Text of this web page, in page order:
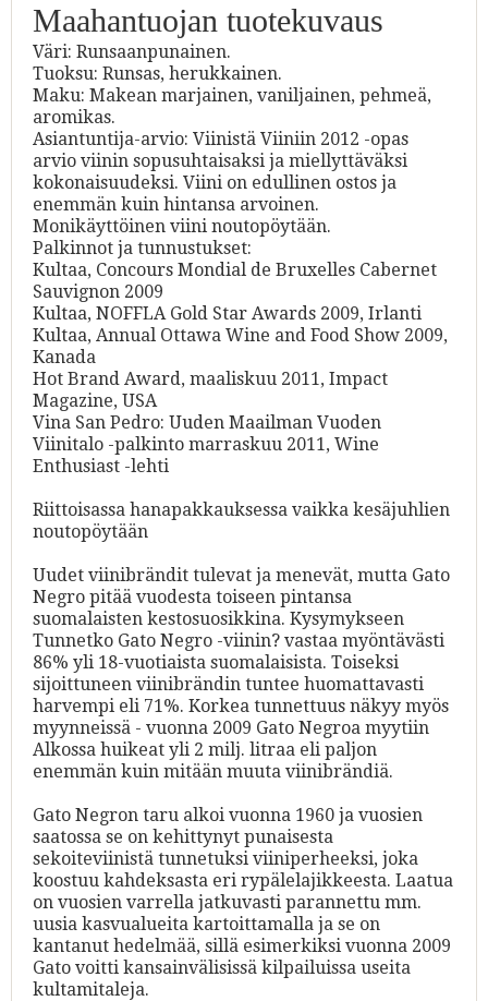
Maahantuojan tuotekuvaus
Väri: Runsaanpunainen.
Tuoksu: Runsas, herukkainen.
Maku: Makean marjainen, vaniljainen, pehmeä,
aromikas.
Asiantuntija-arvio: Viinistä Viiniin 2012 -opas
arvio viinin sopusuhtaisaksi ja miellyttäväksi
kokonaisuudeksi. Viini on edullinen ostos ja
enemmän kuin hintansa arvoinen.
Monikäyttöinen viini noutopöytään.
Palkinnot ja tunnustukset:
Kultaa, Concours Mondial de Bruxelles Cabernet
Sauvignon 2009
Kultaa, NOFFLA Gold Star Awards 2009, Irlanti
Kultaa, Annual Ottawa Wine and Food Show 2009,
Kanada
Hot Brand Award, maaliskuu 2011, Impact
Magazine, USA
Vina San Pedro: Uuden Maailman Vuoden
Viinitalo -palkinto marraskuu 2011, Wine
Enthusiast -lehti
Riittoisassa hanapakkauksessa vaikka kesäjuhlien
noutopöytään
Uudet viinibrändit tulevat ja menevät, mutta Gato
Negro pitää vuodesta toiseen pintansa
suomalaisten kestosuosikkina. Kysymykseen
Tunnetko Gato Negro -viinin? vastaa myöntävästi
86% yli 18-vuotiaista suomalaisista. Toiseksi
sijoittuneen viinibrändin tuntee huomattavasti
harvempi eli 71%. Korkea tunnettuus näkyy myös
myynneissä - vuonna 2009 Gato Negroa myytiin
Alkossa huikeat yli 2 milj. litraa eli paljon
enemmän kuin mitään muuta viinibrändiä.
Gato Negron taru alkoi vuonna 1960 ja vuosien
saatossa se on kehittynyt punaisesta
sekoiteviinistä tunnetuksi viiniperheeksi, joka
koostuu kahdeksasta eri rypälelajikkeesta. Laatua
on vuosien varrella jatkuvasti parannettu mm.
uusia kasvualueita kartoittamalla ja se on
kantanut hedelmää, sillä esimerkiksi vuonna 2009
Gato voitti kansainvälisissä kilpailuissa useita
kultamitaleja.